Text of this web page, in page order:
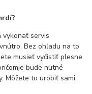
vykonať servis
Bez ohľadu na to
musieť vyčistiť plesne
bude nutné
Môžete to urobiť sami,